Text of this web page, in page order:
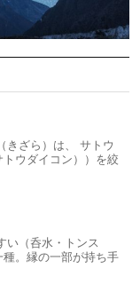
きざら）は、 サトウ
ウダイコン））を絞
い（呑水・トンス
。縁の一部が持ち手